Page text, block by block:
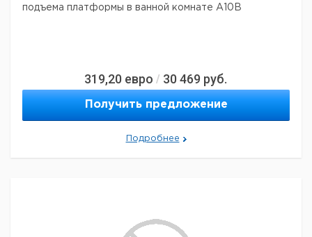
подъема платформы в ванной комнате A10B
319,20 евро / 30 469 руб.
Получить предложение
Подробнее